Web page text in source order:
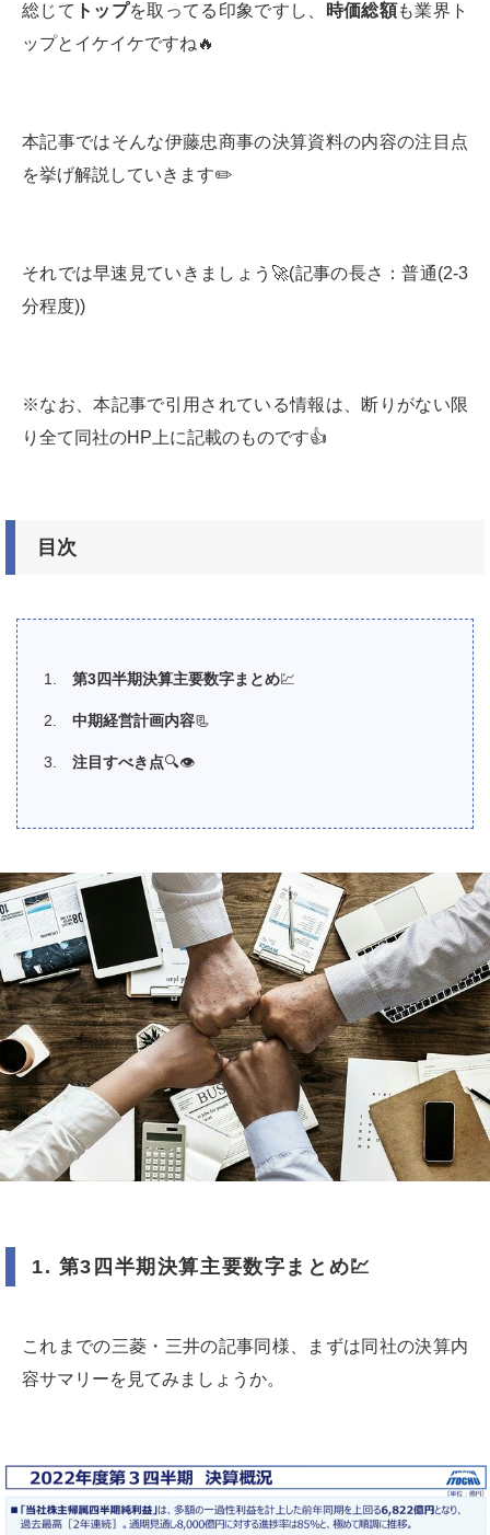
総じて トップを取ってる印象ですし、 時価総額も業界ト
ップとイケイケですね🔥
本記事ではそんな伊藤忠商事の決算資料の内容の注目点
を挙げ解説していきます✏️
それでは早速見ていきましょう🚀(記事の長さ：普通(2-3
分程度))
※なお、本記事で引用されている情報は、断りがない限
り全て同社のHP上に記載のものです👍
目次
第3四半期決算主要数字まとめ💹
中期経営計画内容📃
注目すべき点🔍👁
1. 第3 四半期決算主要数字まとめ💹
これまでの三菱・三井の記事同様、まずは同社の決算内
容サマリーを見てみましょうか。